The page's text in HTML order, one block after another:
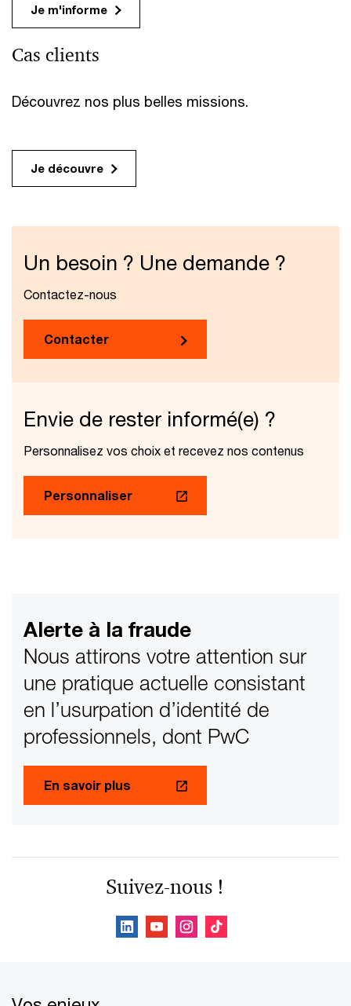
Je m'informe
Cas clients
Découvrez nos plus belles missions.
Je découvre
Un besoin ? Une demande ?
Contactez-nous
Contacter
Envie de rester informé(e) ?
Personnalisez vos choix et recevez nos contenus
Personnaliser
Alerte à la fraude
Nous attirons votre attention sur
une pratique actuelle consistant
en l’usurpation d’identité de
professionnels, dont PwC
En savoir plus
Suivez-nous !